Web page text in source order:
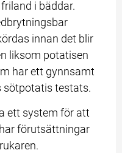
i bäddar.
innan det blir
liksom potatisen
har ett gynnsamt
sötpotatis testats.
ett system för att
förutsättningar